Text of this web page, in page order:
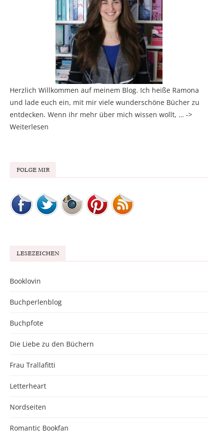
Herzlich Willkommen auf meinem Blog. Ich heiße Ramona
und lade euch ein, mit mir viele wunderschöne Bücher zu
entdecken. Wenn ihr mehr über mich wissen wollt, … ->
Weiterlesen
FOLGE MIR
LESEZEICHEN
Booklovin
Buchperlenblog
Buchpfote
Die Liebe zu den Büchern
Frau Trallafitti
Letterheart
Nordseiten
Romantic Bookfan